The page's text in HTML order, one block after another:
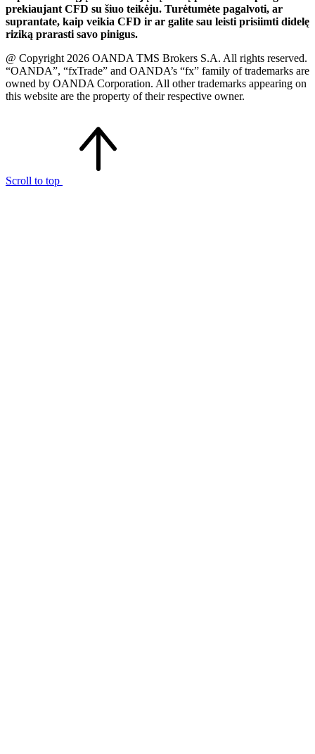
prekiaujant CFD su šiuo teikėju. Turėtumėte pagalvoti, ar
suprantate, kaip veikia CFD ir ar galite sau leisti prisiimti didelę
riziką prarasti savo pinigus.
@ Copyright 2026 OANDA TMS Brokers S.A. All rights reserved.
“OANDA”, “fxTrade” and OANDA’s “fx” family of trademarks are
owned by OANDA Corporation. All other trademarks appearing on
this website are the property of their respective owner.
Scroll to top